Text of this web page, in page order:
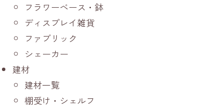
フラワーベース・鉢
ディスプレイ雑貨
ファブリック
シェーカー
建材
建材一覧
棚受け・シェルフ